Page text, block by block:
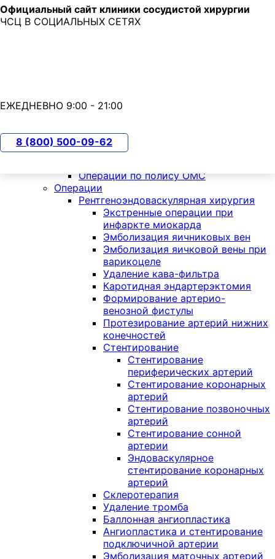
Skip to main content
Пациентам
ОМС
Операции по полису ОМС
Операции
Рентгеноэндоваскулярная хирургия
Экстренные операции при
инфаркте миокарда
Эмболизация яичниковых вен
Эмболизация яичковой вены при
варикоцеле
Удаление кава-фильтра
Каротидная эндартерэктомия
Формирование артерио-
венозной фистулы
Протезирование артерий нижних
конечностей
Стентирование
Стентирование
периферических артерий
Стентирование коронарных
артерий
Стентирование позвоночных
артерий
Стентирование сонной
артерии
Эндоваскулярное
стентирование коронарных
артерий
Склеротерапия
Удаление тромба
Баллонная ангиопластика
Ангиопластика и стентирование
подключичной артерии
Эмболизация маточных артерий
Официальный сайт клиники сосудистой хирургии
ЧСЦ В СОЦИАЛЬНЫХ СЕТЯХ
ЕЖЕДНЕВНО 9:00 - 21:00
8 (800) 500-09-62